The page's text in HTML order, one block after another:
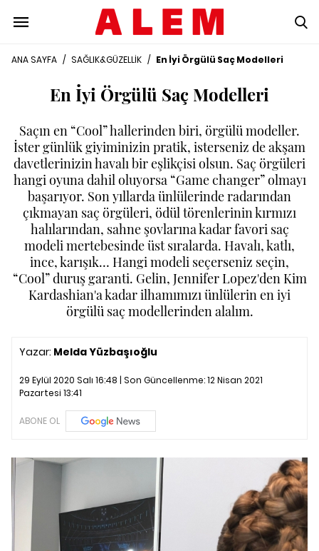
ANA SAYFA / SAĞLIK&GÜZELLİK / En İyi Örgülü Saç Modelleri
En İyi Örgülü Saç Modelleri
Saçın en “Cool” hallerinden biri, örgülü modeller.
İster günlük giyiminizin pratik, isterseniz de akşam
davetlerinizin havalı bir eşlikçisi olsun. Saç örgüleri
hangi oyuna dahil oluyorsa “Game changer” olmayı
başarıyor. Son yıllarda ünlülerinde radarından
çıkmayan saç örgüleri, ödül törenlerinin kırmızı
halılarından, sahne şovlarına kadar favori saç
modeli mertebesinde üst sıralarda. Havalı, katlı,
ince, karışık… Hangi modeli seçerseniz seçin,
“Cool” duruş garanti. Gelin, Jennifer Lopez'den Kim
Kardashian'a kadar ilhamımızı ünlülerin en iyi
örgülü saç modellerinden alalım.
Yazar: Melda Yüzbaşıoğlu
29 Eylül 2020 Salı 16:48 | Son Güncellenme:12 Nisan 2021
Pazartesi 13:41
ABONE OL